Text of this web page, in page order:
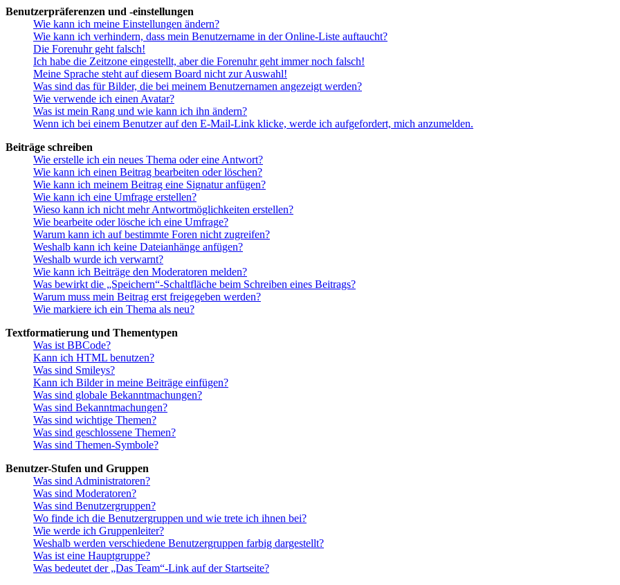
Benutzerpräferenzen und -einstellungen
Wie kann ich meine Einstellungen ändern?
Wie kann ich verhindern, dass mein Benutzername in der Online-Liste auftaucht?
Die Forenuhr geht falsch!
Ich habe die Zeitzone eingestellt, aber die Forenuhr geht immer noch falsch!
Meine Sprache steht auf diesem Board nicht zur Auswahl!
Was sind das für Bilder, die bei meinem Benutzernamen angezeigt werden?
Wie verwende ich einen Avatar?
Was ist mein Rang und wie kann ich ihn ändern?
Wenn ich bei einem Benutzer auf den E-Mail-Link klicke, werde ich aufgefordert, mich anzumelden.
Beiträge schreiben
Wie erstelle ich ein neues Thema oder eine Antwort?
Wie kann ich einen Beitrag bearbeiten oder löschen?
Wie kann ich meinem Beitrag eine Signatur anfügen?
Wie kann ich eine Umfrage erstellen?
Wieso kann ich nicht mehr Antwortmöglichkeiten erstellen?
Wie bearbeite oder lösche ich eine Umfrage?
Warum kann ich auf bestimmte Foren nicht zugreifen?
Weshalb kann ich keine Dateianhänge anfügen?
Weshalb wurde ich verwarnt?
Wie kann ich Beiträge den Moderatoren melden?
Was bewirkt die „Speichern“-Schaltfläche beim Schreiben eines Beitrags?
Warum muss mein Beitrag erst freigegeben werden?
Wie markiere ich ein Thema als neu?
Textformatierung und Thementypen
Was ist BBCode?
Kann ich HTML benutzen?
Was sind Smileys?
Kann ich Bilder in meine Beiträge einfügen?
Was sind globale Bekanntmachungen?
Was sind Bekanntmachungen?
Was sind wichtige Themen?
Was sind geschlossene Themen?
Was sind Themen-Symbole?
Benutzer-Stufen und Gruppen
Was sind Administratoren?
Was sind Moderatoren?
Was sind Benutzergruppen?
Wo finde ich die Benutzergruppen und wie trete ich ihnen bei?
Wie werde ich Gruppenleiter?
Weshalb werden verschiedene Benutzergruppen farbig dargestellt?
Was ist eine Hauptgruppe?
Was bedeutet der „Das Team“-Link auf der Startseite?